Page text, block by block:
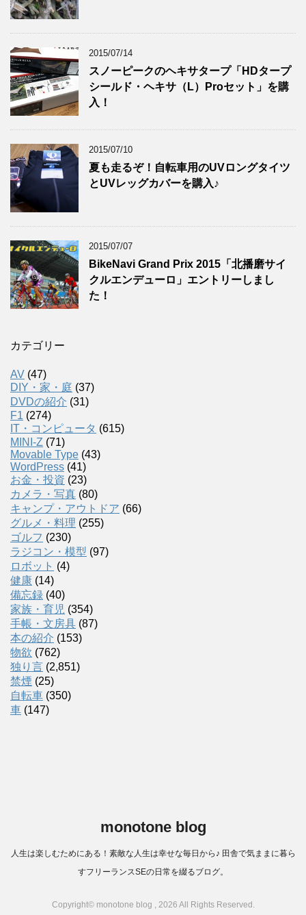
2015/07/14
スノーピークのヘキサタープ「HDタープ
シールド・ヘキサ（L）Proセット」を購
入！
2015/07/10
夏も走るぞ！自転車用のUVロングタイツ
とUVレッグカバーを購入♪
2015/07/07
BikeNavi Grand Prix 2015「北播磨サイ
クルエンデューロ」エントリーしまし
た！
カテゴリー
AV (47)
DIY・家・庭 (37)
DVDの紹介 (31)
F1 (274)
IT・コンピュータ (615)
MINI-Z (71)
Movable Type (43)
WordPress (41)
お金・投資 (23)
カメラ・写真 (80)
キャンプ・アウトドア (66)
グルメ・料理 (255)
ゴルフ (230)
ラジコン・模型 (97)
ロボット (4)
健康 (14)
備忘録 (40)
家族・育児 (354)
手帳・文房具 (87)
本の紹介 (153)
物欲 (762)
独り言 (2,851)
禁煙 (25)
自転車 (350)
車 (147)
monotone blog
人生は楽しむためにある！素敵な人生は幸せな毎日から♪ 田舎で気ままに暮ら
すフリーランスSEの日常を綴るブログ。
Copyright© monotone blog , 2026 All Rights Reserved.